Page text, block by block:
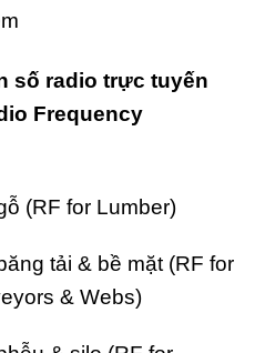
số radio trực tuyến
Frequency
(RF for Lumber)
tải & bề mặt (RF for
& Webs)